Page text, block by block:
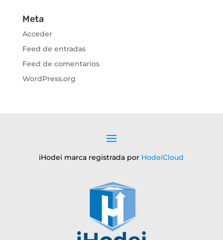
Meta
Acceder
Feed de entradas
Feed de comentarios
WordPress.org
iHodei marca registrada por HodeiCloud